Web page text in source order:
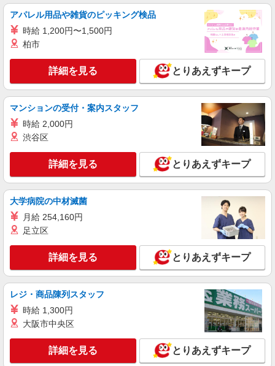
キープ 詳細を見る
パート
ライフ六町駅前店（店舗コード863）
ベーカリー
時給1,235円以上
ライフ六町駅前店 東京都足立区六町4-3-1
キープ 詳細を見る
ライフポンテポルタ千住店（店舗コード611）
時給1,235円以上 日祝手当 時給+100円
ライフポンテポルタ千住店 東京都足立区千住
橋戸町1-13
キープ 詳細を見る
アパレル用品や雑貨のピッキング検品
時給 1,200円〜1,500円
柏市
詳細を見る とりあえずキープ
マンションの受付・案内スタッフ
時給 2,000円
渋谷区
詳細を見る とりあえずキープ
大学病院の中材滅菌
月給 254,160円
足立区
詳細を見る とりあえずキープ
レジ・商品陳列スタッフ
時給 1,300円
大阪市中央区
詳細を見る とりあえずキープ